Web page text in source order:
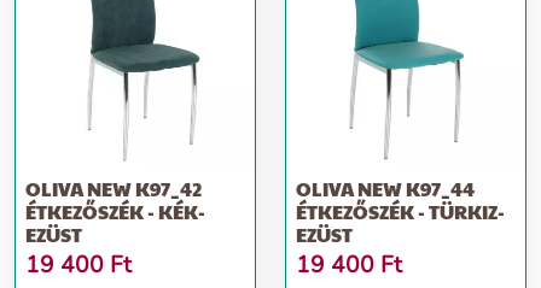
OLIVA NEW K97_42
ÉTKEZŐSZÉK - KÉK-
EZÜST
19 400 Ft
OLIVA NEW K97_44
ÉTKEZŐSZÉK - TÜRKIZ-
EZÜST
19 400 Ft